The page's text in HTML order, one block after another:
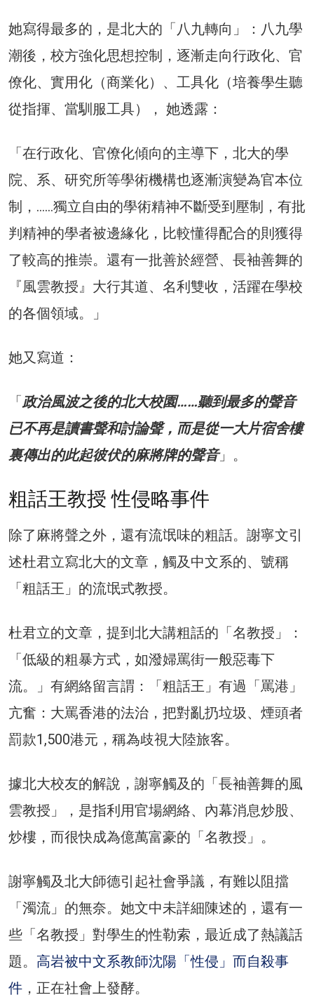
她寫得最多的，是北大的「八九轉向」：八九學
潮後，校方強化思想控制，逐漸走向行政化、官
僚化、實用化（商業化）、工具化（培養學生聽
從指揮、當馴服工具）， 她透露：
「在行政化、官僚化傾向的主導下，北大的學
院、系、研究所等學術機構也逐漸演變為官本位
制，……獨立自由的學術精神不斷受到壓制，有批
判精神的學者被邊緣化，比較懂得配合的則獲得
了較高的推崇。還有一批善於經營、長袖善舞的
『風雲教授』大行其道、名利雙收，活躍在學校
的各個領域。」
她又寫道：
「政治風波之後的北大校園……聽到最多的聲音
已不再是讀書聲和討論聲，而是從一大片宿舍樓
裏傳出的此起彼伏的麻將牌的聲音」。
粗話王教授 性侵略事件
除了麻將聲之外，還有流氓味的粗話。謝寧文引
述杜君立寫北大的文章，觸及中文系的、號稱
「粗話王」的流氓式教授。
杜君立的文章，提到北大講粗話的「名教授」：
「低級的粗暴方式，如潑婦罵街一般惡毒下
流。」有網絡留言謂：「粗話王」有過「罵港」
亢奮：大罵香港的法治，把對亂扔垃圾、煙頭者
罰款1,500港元，稱為歧視大陸旅客。
據北大校友的解說，謝寧觸及的「長袖善舞的風
雲教授」，是指利用官場網絡、內幕消息炒股、
炒樓，而很快成為億萬富豪的「名教授」。
謝寧觸及北大師德引起社會爭議，有難以阻擋
「濁流」的無奈。她文中未詳細陳述的，還有一
些「名教授」對學生的性勒索，最近成了熱議話
題。 高岩被中文系教師沈陽「性侵」而自殺事
件 ，正在社會上發酵。